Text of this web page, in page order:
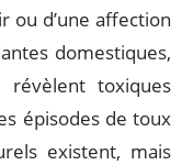
ou d’une affection
domestiques,
révèlent toxiques
épisodes de toux
existent, mais